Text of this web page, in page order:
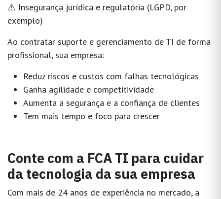
⚠️ Insegurança jurídica e regulatória (LGPD, por
exemplo)
Ao contratar suporte e gerenciamento de TI de forma
profissional, sua empresa:
Reduz riscos e custos com falhas tecnológicas
Ganha agilidade e competitividade
Aumenta a segurança e a confiança de clientes
Tem mais tempo e foco para crescer
Conte com a FCA TI para cuidar
da tecnologia da sua empresa
Com mais de 24 anos de experiência no mercado, a